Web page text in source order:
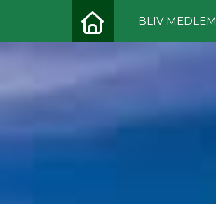
BLIV MEDLEM